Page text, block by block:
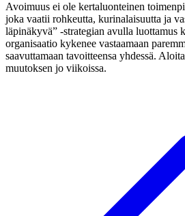
Avoimuus ei ole kertaluonteinen
joka vaatii rohkeutta, kurinalaisuutta ja
läpinäkyvä” -strategian avulla luottamus
organisaatio kykenee vastaamaan
saavuttamaan tavoitteensa yhdessä.
muutoksen jo viikoissa.